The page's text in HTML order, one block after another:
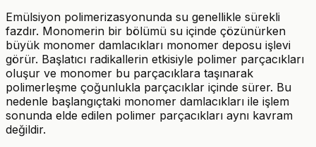
Emülsiyon polimerizasyonunda su genellikle sürekli
fazdır. Monomerin bir bölümü su içinde çözünürken
büyük monomer damlacıkları monomer deposu işlevi
görür. Başlatıcı radikallerin etkisiyle polimer parçacıkları
oluşur ve monomer bu parçacıklara taşınarak
polimerleşme çoğunlukla parçacıklar içinde sürer. Bu
nedenle başlangıçtaki monomer damlacıkları ile işlem
sonunda elde edilen polimer parçacıkları aynı kavram
değildir.